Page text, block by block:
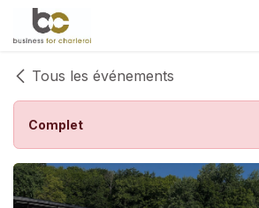
Se rendre au contenu
Tous les événements
Complet